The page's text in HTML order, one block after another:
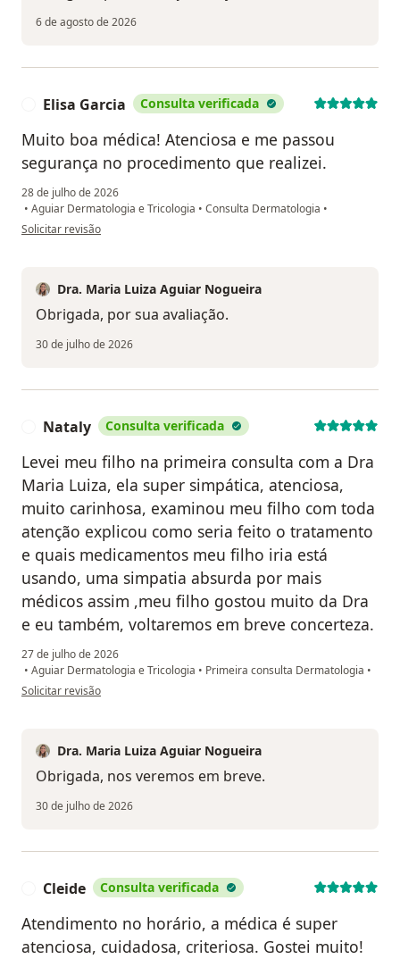
6 de agosto de 2026
Elisa Garcia Consulta verificada
Muito boa médica! Atenciosa e me passou
segurança no procedimento que realizei.
28 de julho de 2026
• Aguiar Dermatologia e Tricologia • Consulta Dermatologia •
na opinião do utilizador Elisa Garcia
Solicitar revisão
Dra. Maria Luiza Aguiar Nogueira
Obrigada, por sua avaliação.
30 de julho de 2026
Nataly Consulta verificada
Levei meu filho na primeira consulta com a Dra
Maria Luiza, ela super simpática, atenciosa,
muito carinhosa, examinou meu filho com toda
atenção explicou como seria feito o tratamento
e quais medicamentos meu filho iria está
usando, uma simpatia absurda por mais
médicos assim ,meu filho gostou muito da Dra
e eu também, voltaremos em breve concerteza.
27 de julho de 2026
• Aguiar Dermatologia e Tricologia • Primeira consulta Dermatologia •
na opinião do utilizador Nataly
Solicitar revisão
Dra. Maria Luiza Aguiar Nogueira
Obrigada, nos veremos em breve.
30 de julho de 2026
Cleide Consulta verificada
Atendimento no horário, a médica é super
atenciosa, cuidadosa, criteriosa. Gostei muito!